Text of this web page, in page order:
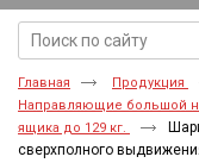
Главная Продукция
Направляющие большой
ящика до 129 кг.
сверхполного